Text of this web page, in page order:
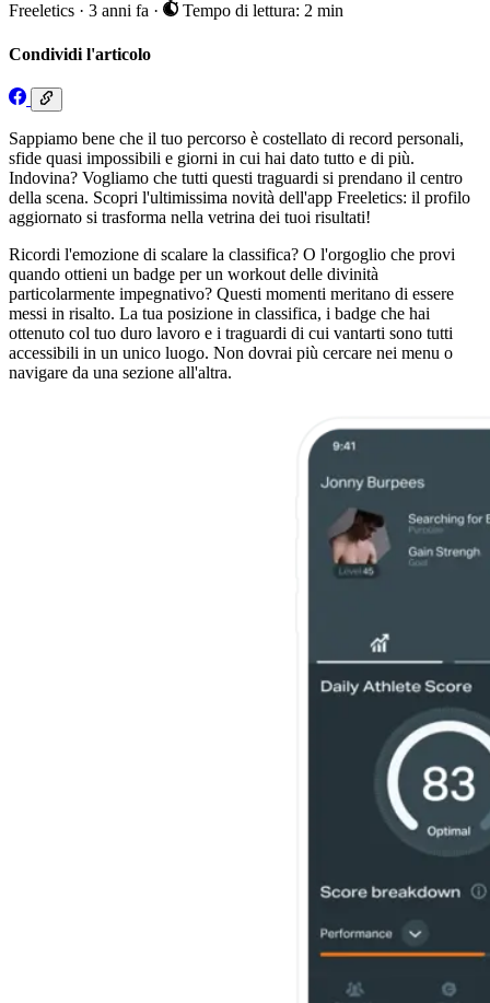
Freeletics · 3 anni fa · Tempo di lettura: 2 min
Condividi l'articolo
Sappiamo bene che il tuo percorso è costellato di record personali,
sfide quasi impossibili e giorni in cui hai dato tutto e di più.
Indovina? Vogliamo che tutti questi traguardi si prendano il centro
della scena. Scopri l'ultimissima novità dell'app Freeletics: il profilo
aggiornato si trasforma nella vetrina dei tuoi risultati!
Ricordi l'emozione di scalare la classifica? O l'orgoglio che provi
quando ottieni un badge per un workout delle divinità
particolarmente impegnativo? Questi momenti meritano di essere
messi in risalto. La tua posizione in classifica, i badge che hai
ottenuto col tuo duro lavoro e i traguardi di cui vantarti sono tutti
accessibili in un unico luogo. Non dovrai più cercare nei menu o
navigare da una sezione all'altra.